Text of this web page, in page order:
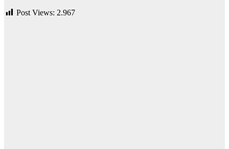
Post Views: 2.967